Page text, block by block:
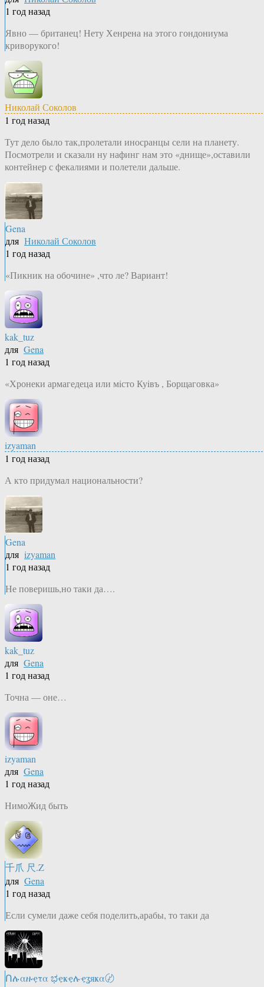
1 год назад
Явно — британец! Нету Хенрена на этого гондониума
криворукого!
Николай Соколов
1 год назад
Тут дело было так,пролетали иносранцы сели на планету.
Посмотрели и сказали ну нафинг нам это «днище»,оставили
контейнер с фекалиями и полетели дальше.
Gena
для Николай Соколов
1 год назад
«Пикник на обочине» ,что ле? Вариант!
kak_tuz
для Gena
1 год назад
«Хронеки армагедеца или мiсто Куiвъ , Борщаговка»
izyaman
1 год назад
А кто придумал национальности?
Gena
для izyaman
1 год назад
Не поверишь,но таки да….
kak_tuz
для Gena
1 год назад
Точна — оне…
izyaman
для Gena
1 год назад
НимоЖид быть
千爪 尺.Z
для Gena
1 год назад
Если сумели даже себя поделить,арабы, то таки да
Ոሉαዙҿτα ಭҿҝҿሉҿʓяҝα〄